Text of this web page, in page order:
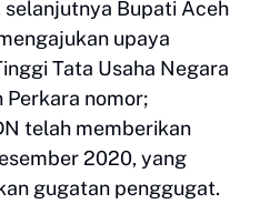
Bupati Aceh
upaya
Tata Usaha Negara
Perkara nomor;
telah memberikan
2020, yang
gugatan penggugat.